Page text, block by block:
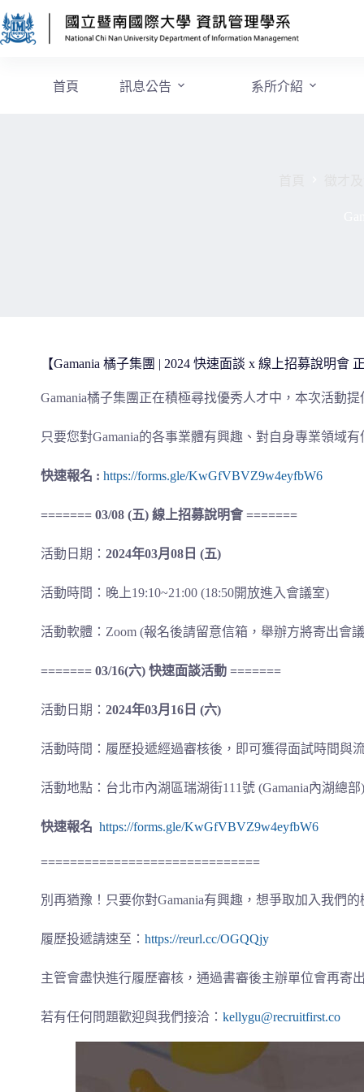
首頁 訊息公告 系所介紹
【Gamania 橘子集團 | 2024 快速面談 x 線上招募說明會
Gamania橘子集團正在積極尋找優秀人才中， 本次活動提
只要您對Gamania的各事業體有興趣、 對自身專業領域
快速報名 : https://forms.gle/KwGfVBVZ9w4eyfbW6
======= 03/08 (五) 線上招募說明會=======
活動日期： 2024年03月08 日 (五)
活動時間：晚上19:10~21:00 (18:50開放進入會議室)
活動軟體：Zoom (報名後請留意信箱，舉辦方將寄出會
======= 03/16(六) 快速面談活動 =======
活動日期： 2024年03月16 日 (六)
活動時間：履歷投遞經過審核後，即可獲得面試時間與
活動地點：台北市內湖區瑞湖街111號 (Gamania內湖總部)
快速報名 https://forms.gle/KwGfVBVZ9w4eyfbW6
==============================
別再猶豫！只要你對Gamania有興趣，想爭取加入我們
履歷投遞請速至： https://reurl.cc/OGQQjy
主管會盡快進行履歷審核，通過書審後主辦單位會再寄
若有任何問題歡迎與我們接洽： kellygu@recruitfirst.co